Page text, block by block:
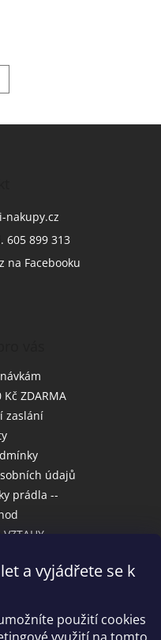
a vyjádřete se k
použití cookies
nakupy.cz
605 899 313
na Facebooku
ZDARMA
zaslání
údajů
prádla --
platby